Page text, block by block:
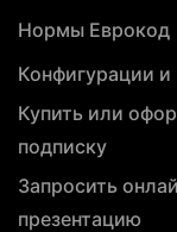
Нормы Еврокод
Конфигурации
Купить или
подписку
Запросить
презентацию